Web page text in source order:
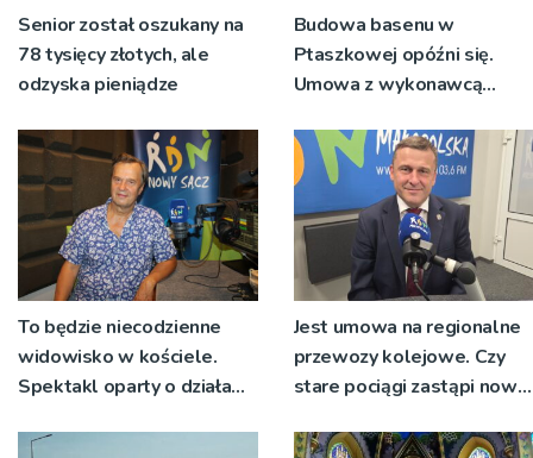
Senior został oszukany na
78 tysięcy złotych, ale
odzyska pieniądze
Budowa basenu w
Ptaszkowej opóźni się.
Umowa z wykonawcą
nie zostanie podpisana
To będzie niecodzienne
widowisko w kościele.
Spektakl oparty o działa
Jest umowa na regionalne
przewozy kolejowe. Czy
stare pociągi zastąpi nowy